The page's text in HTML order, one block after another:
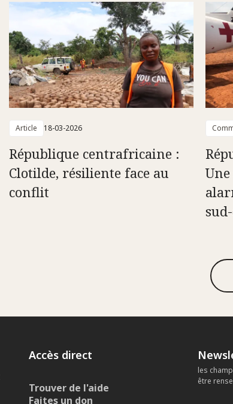
Article 18-03-2026
République centrafricaine :
Clotilde, résiliente face au
conflit
Accès direct
Trouver de l'aide
Faites un don
les
être